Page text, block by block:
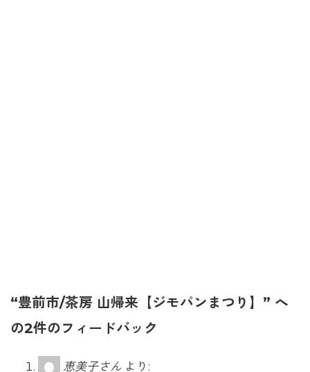
“豊前市/茶房 山帰来【ジモパンまつり】” へ
の2件のフィードバック
恵美子さん より: